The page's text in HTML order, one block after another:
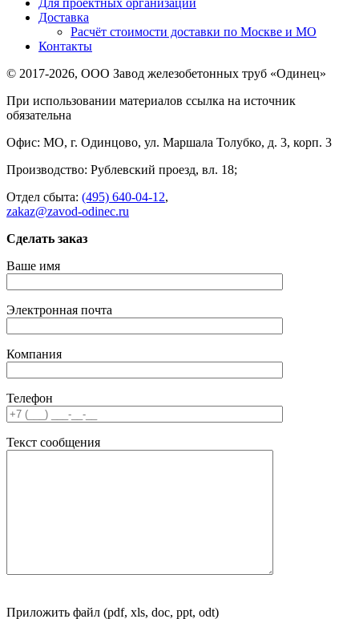
Для проектных организаций
Доставка
Расчёт стоимости доставки по Москве и МО
Контакты
© 2017-2026, ООО Завод железобетонных труб «Одинец»
При использовании материалов ссылка на источник
обязательна
Офис: МО, г. Одинцово, ул. Маршала Толубко, д. 3, корп. 3
Производство: Рублевский проезд, вл. 18;
Отдел сбыта: (495) 640-04-12,
zakaz@zavod-odinec.ru
Сделать заказ
Ваше имя
Электронная почта
Компания
Телефон
Текст сообщения
Приложить файл (pdf, xls, doc, ppt, odt)